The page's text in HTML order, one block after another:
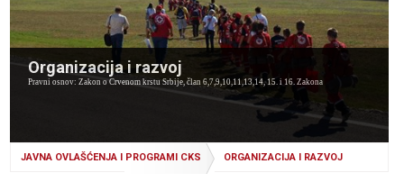
Organizacija i razvoj
Pravni osnov: Zakon o Crvenom krstu Srbije, član 6,7,9,10,11,13,14, 15. i 16. Zakona
JAVNA OVLAŠĆENJA I PROGRAMI CKS ORGANIZACIJA I RAZVOJ